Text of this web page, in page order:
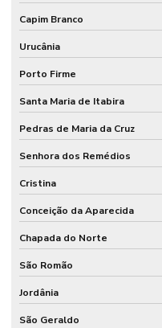
Capim Branco
Urucânia
Porto Firme
Santa Maria de Itabira
Pedras de Maria da Cruz
Senhora dos Remédios
Cristina
Conceição da Aparecida
Chapada do Norte
São Romão
Jordânia
São Geraldo